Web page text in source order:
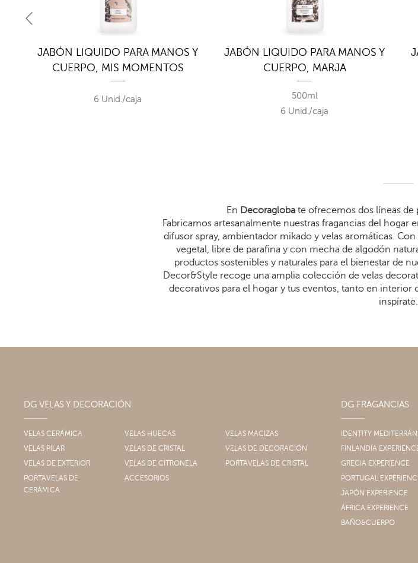
JABÓN LIQUIDO PARA MANOS Y
CUERPO, MIS MOMENTOS
6 Unid./caja
JABÓN LIQUIDO PARA MANOS Y
CUERPO, MARJA
500ml
6 Unid./caja
En Decoraglobate ofrecemos dos líneas de
Fabricamos artesanalmente nuestras fragancias del hogar
difusor spray, ambientador mikado y velas aromáticas.
vegetal, libre de parafina y con mecha de algodón
productos sostenibles y naturales para el bienestar de
Decor&Style recoge una amplia colección de velas
decorativos para el hogar y tus eventos, tanto en
inspírate.
DG VELAS Y DECORACIÓN
VELAS CERÁMICA VELAS HUECAS
VELAS MACIZAS
VELAS PILAR
VELAS DE CRISTAL
VELAS DE DECORACIÓN
VELAS DE EXTERIOR
VELAS DE CITRONELA
PORTAVELAS DE CRISTAL
PORTAVELAS DE
CERÁMICA
ACCESORIOS
DG FRAGANCIAS
IDENTITY
FINLANDIA
GRECIA EXPERIENCE
PORTUGAL
JAPÓN EXPERIENCE
ÁFRICA EXPERIENCE
BAÑO&CUERPO